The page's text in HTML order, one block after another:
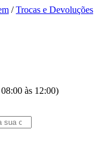
/Trocas e Devoluções
às 12:00)